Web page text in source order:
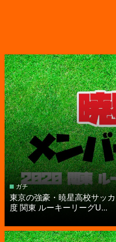
ガチ
東京の強豪・暁星高校サッ
度 関東 ルーキーリーグU...